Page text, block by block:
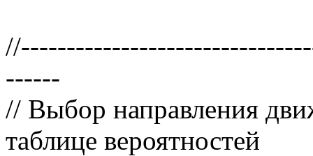
------
// Выбор направления
таблице вероятностей